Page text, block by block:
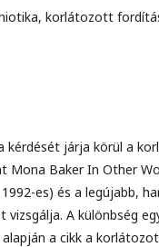
korlátozott
kérdését járja körül a
Mona Baker In Other
es) és a legújabb,
A különbség
alapján a cikk a